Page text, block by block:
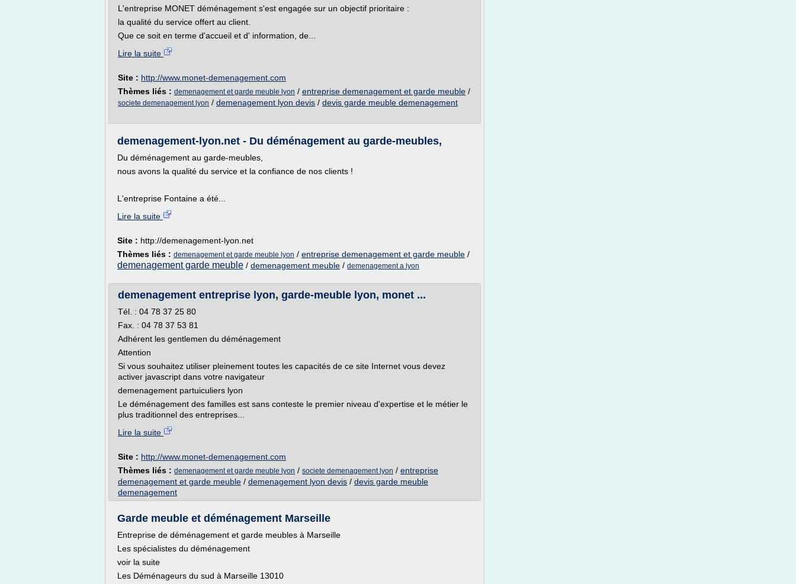
L'entreprise MONET déménagement s'est engagée sur un objectif prioritaire :
la qualité du service offert au client.
Que ce soit en terme d'accueil et d' information, de...
Lire la suite
Site : http://www.monet-demenagement.com
Thèmes liés : demenagement et garde meuble lyon / entreprise demenagement et garde meuble /
societe demenagement lyon / demenagement lyon devis / devis garde meuble demenagement
demenagement-lyon.net - Du déménagement au garde-meubles,
Du déménagement au garde-meubles,
nous avons la qualité du service et la confiance de nos clients !
L'entreprise Fontaine a été...
Lire la suite
Site : http://demenagement-lyon.net
Thèmes liés : demenagement et garde meuble lyon / entreprise demenagement et garde meuble /
demenagement garde meuble / demenagement meuble / demenagement a lyon
demenagement entreprise lyon, garde-meuble lyon, monet ...
Tél. : 04 78 37 25 80
Fax. : 04 78 37 53 81
Adhérent les gentlemen du déménagement
Attention
Si vous souhaitez utiliser pleinement toutes les capacités de ce site Internet vous devez
activer javascript dans votre navigateur
demenagement partuiculiers lyon
Le déménagement des familles est sans conteste le premier niveau d'expertise et le métier le
plus traditionnel des entreprises...
Lire la suite
Site : http://www.monet-demenagement.com
Thèmes liés : demenagement et garde meuble lyon / societe demenagement lyon / entreprise
demenagement et garde meuble / demenagement lyon devis / devis garde meuble
demenagement
Garde meuble et déménagement Marseille
Entreprise de déménagement et garde meubles à Marseille
Les spécialistes du déménagement
voir la suite
Les Déménageurs du sud à Marseille 13010